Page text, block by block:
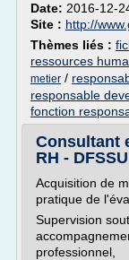
Date: 2016-12-
Site : http://
Thèmes liés :
ressources
metier /
responsable
fonction
Consultant
RH - DFSSU
Acquisition de
pratique de
Supervision
professionnel,